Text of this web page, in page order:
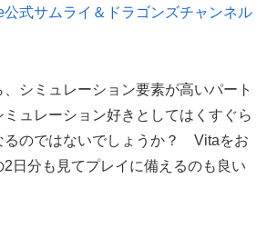
公式サムライ＆ドラゴンズチャンネル
シミュレーション要素が高いパート
ュレーション好きとしてはくすぐら
るのではないでしょうか？ Vitaをお
日分も見てプレイに備えるのも良い